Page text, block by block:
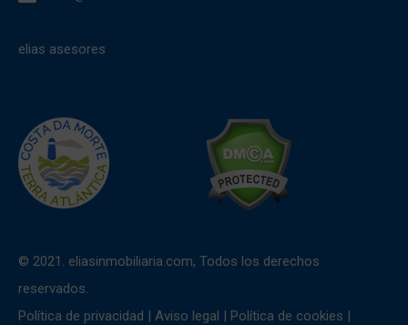
elias asesores
© 2021. eliasinmobiliaria.com, Todos los derechos
reservados.
Política de privacidad | Aviso legal | Política de cookies |